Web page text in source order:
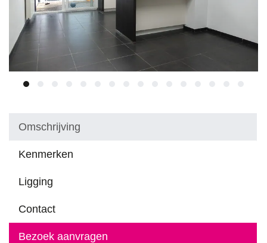
Omschrijving
Kenmerken
Ligging
Contact
Bezoek aanvragen